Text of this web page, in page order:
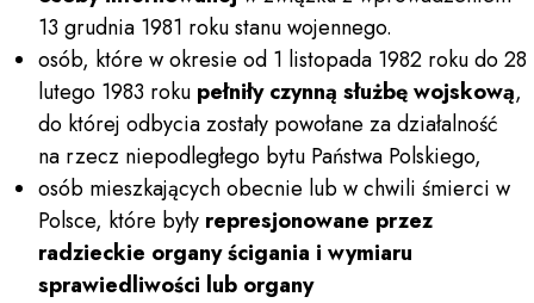
13 grudnia 1981 roku stanu wojennego.
osób, które w okresie od 1 listopada 1982 roku do 28
lutego 1983 roku pełniły czynną służbę wojskową,
do której odbycia zostały powołane za działalność
na rzecz niepodległego bytu Państwa Polskiego,
osób mieszkających obecnie lub w chwili śmierci w
Polsce, które były represjonowane przez
radzieckie organy ścigania i wymiaru
sprawiedliwości lub organy